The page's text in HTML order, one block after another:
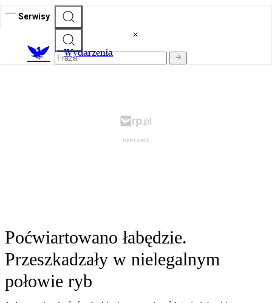
Serwisy
Wydarzenia
Poćwiartowano łabędzie.
Przeszkadzały w nielegalnym
połowie ryb